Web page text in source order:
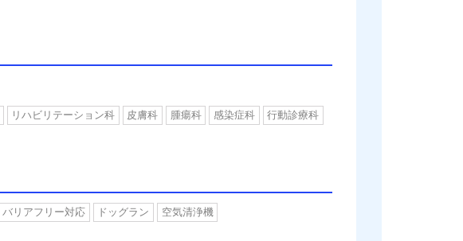
リハビリテーション科 皮膚科 腫瘍科 感染症科
行動診療科
バリアフリー対応 ドッグラン 空気清浄機